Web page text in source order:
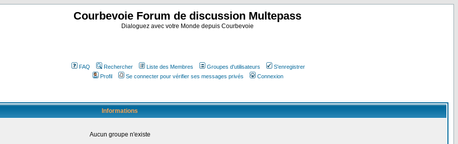
Courbevoie Forum de discussion Multepass
Dialoguez avec votre Monde depuis Courbevoie
FAQ Rechercher Liste des Membres Groupes d'utilisateurs
S'enregistrer
Profil
Se connecter pour vérifier ses messages privés Connexion
Informations
Aucun groupe n'existe